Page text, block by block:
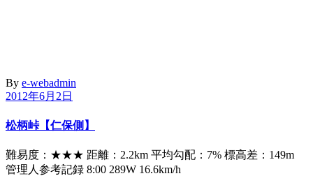
By e-webadmin
2012年6月2日
松柄峠【仁保側】
難易度：★★★ 距離：2.2km 平均勾配：7% 標高差：149m
管理人参考記録 8:00 289W 16.6km/h